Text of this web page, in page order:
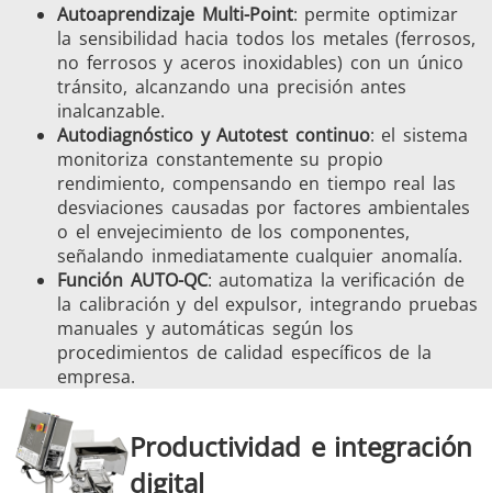
Autoaprendizaje Multi-Point: permite optimizar
la sensibilidad hacia todos los metales (ferrosos,
no ferrosos y aceros inoxidables) con un único
tránsito, alcanzando una precisión antes
inalcanzable.
Autodiagnóstico y Autotest continuo: el sistema
monitoriza constantemente su propio
rendimiento, compensando en tiempo real las
desviaciones causadas por factores ambientales
o el envejecimiento de los componentes,
señalando inmediatamente cualquier anomalía.
Función AUTO-QC: automatiza la verificación de
la calibración y del expulsor, integrando pruebas
manuales y automáticas según los
procedimientos de calidad específicos de la
empresa.
Productividad e integración
digital